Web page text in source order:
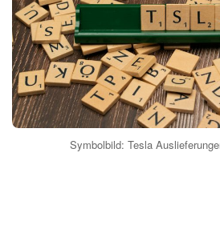
Symbolbild: Tesla